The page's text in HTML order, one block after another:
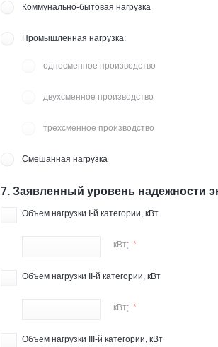
Коммунально-бытовая нагрузка
Промышленная нагрузка:
односменное производство
двухсменное производство
трехсменное производство
Смешанная нагрузка
7. Заявленный уровень надежности
Объем нагрузки I-й категории, кВт
кВт; *
Объем нагрузки II-й категории, кВт
кВт; *
Объем нагрузки III-й категории, кВт